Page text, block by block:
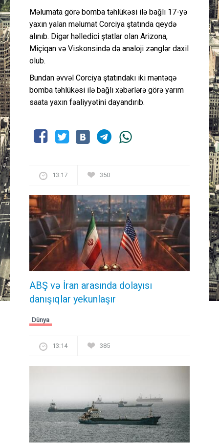
Məlumata görə bomba təhlükəsi ilə bağlı 17-yə
yaxın yalan məlumat Corciya ştatında qeydə
alınıb. Digər həlledici ştatlar olan Arizona,
Miçiqan və Viskonsində də analoji zənglər daxil
olub.
Bundan əvvəl Corciya ştatındakı iki məntəqə
bomba təhlükəsi ilə bağlı xəbərlərə görə yarım
saata yaxın fəaliyyətini dayandırıb.
13:17 350
ABŞ və İran arasında dolayısı
danışıqlar yekunlaşır
Dünya
13:14 385